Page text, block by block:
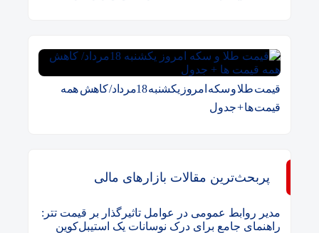
قیمت طلا و سکه امروز یکشنبه 18مرداد/ کاهش همه
قیمت ها + جدول
پربحث‌ترین مقالات بازارهای مالی
مدیر روابط عمومی در
عوامل تاثیرگذار بر قیمت تتر:
راهنمای جامع برای درک نوسانات یک استیبل‌کوین